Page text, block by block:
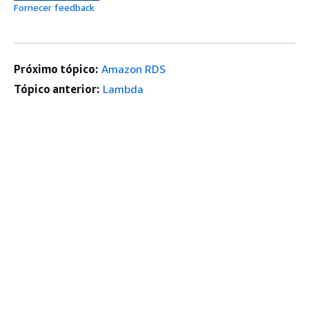
Fornecer feedback
Próximo tópico: Amazon RDS
Tópico anterior: Lambda